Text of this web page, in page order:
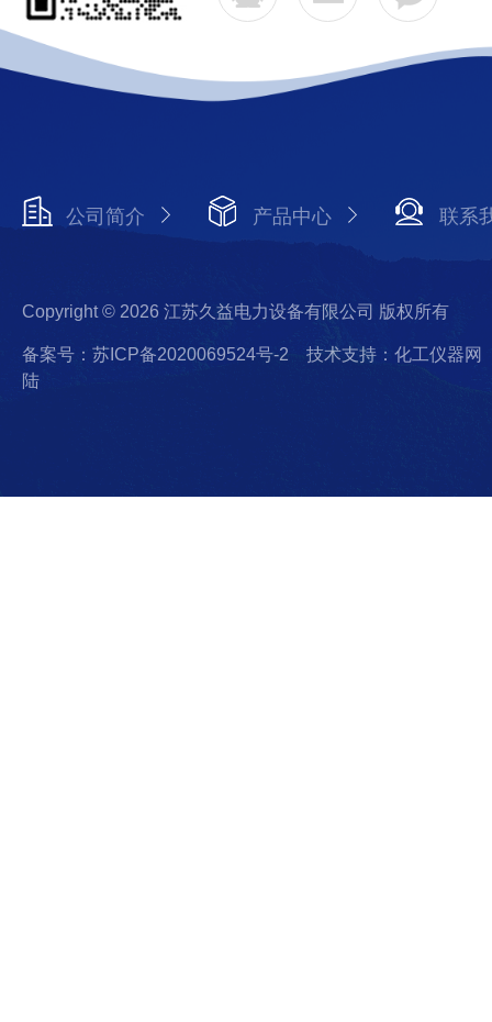
公司简介 产品中心 联系
Copyright © 2026 江苏久益电力设备有限公司 版权所有
备案号：苏ICP备2020069524号-2
技术支持：化工仪器网
陆